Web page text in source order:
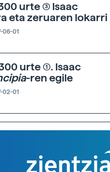
urte (3) Isaac
eta zeruaren lokarri
06-01
urte (1). Isaac
-ren egile
02-01